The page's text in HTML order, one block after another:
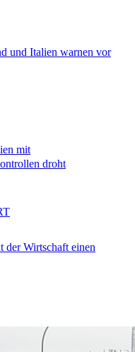
und Italien warnen vor
mit
droht
der Wirtschaft einen